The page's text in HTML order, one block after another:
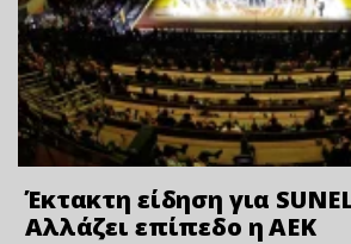
Έκτακτη είδηση για
Αλλάζει επίπεδο η ΑΕΚ